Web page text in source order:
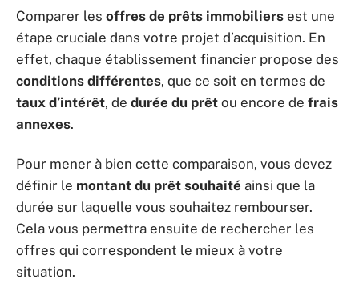
Comparer les offres de prêts immobiliers est une
étape cruciale dans votre projet d’acquisition. En
effet, chaque établissement financier propose des
conditions différentes, que ce soit en termes de
taux d’intérêt, de durée du prêt ou encore de frais
annexes.
Pour mener à bien cette comparaison, vous devez
définir le montant du prêt souhaité ainsi que la
durée sur laquelle vous souhaitez rembourser.
Cela vous permettra ensuite de rechercher les
offres qui correspondent le mieux à votre
situation.